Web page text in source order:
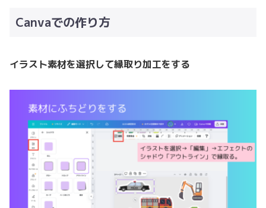
Canvaでの作り方
イラスト素材を選択して縁取り加工をする